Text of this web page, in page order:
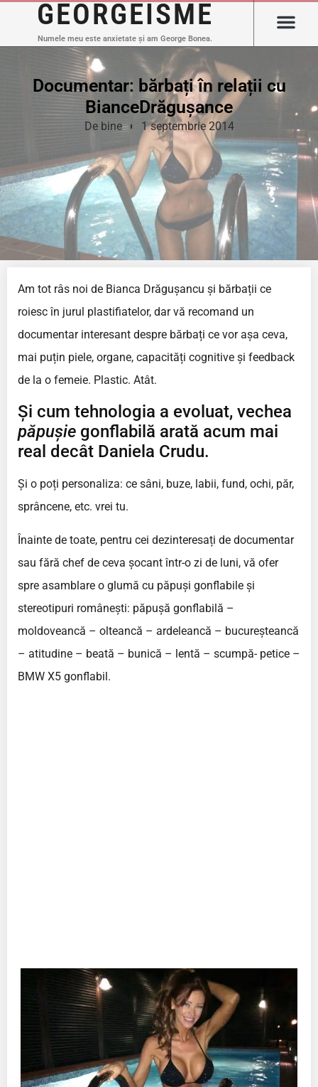
GEORGEISME
Numele meu este anxietate și am George Bonea.
Documentar: bărbați în relații cu
BianceDrăgușance
De bine 1 septembrie 2014
Am tot râs noi de Bianca Drăgușancu și bărbații ce
roiesc în jurul plastifiatelor, dar vă recomand un
documentar interesant despre bărbați ce vor așa ceva,
mai puțin piele, organe, capacități cognitive și feedback
de la o femeie. Plastic. Atât.
Și cum tehnologia a evoluat, vechea
păpușie gonflabilă arată acum mai
real decât Daniela Crudu.
Și o poți personaliza: ce sâni, buze, labii, fund, ochi, păr,
sprâncene, etc. vrei tu.
Înainte de toate, pentru cei dezinteresați de documentar
sau fără chef de ceva șocant într-o zi de luni, vă ofer
spre asamblare o glumă cu păpuși gonflabile și
stereotipuri românești: păpușă gonflabilă –
moldoveancă – olteancă – ardeleancă – bucureșteancă
– atitudine – beată – bunică – lentă – scumpă- petice –
BMW X5 gonflabil.